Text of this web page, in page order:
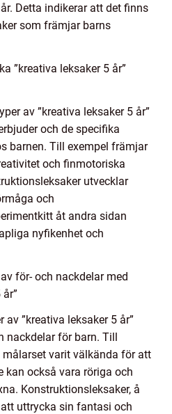
Detta indikerar att det finns
som främjar barns
”kreativa leksaker 5 år”
av ”kreativa leksaker 5 år”
och de specifika
barnen. Till exempel främjar
och finmotoriska
utvecklar
och
åt andra sidan
nyfikenhet och
för- och nackdelar med
av ”kreativa leksaker 5 år”
nackdelar för barn. Till
varit välkända för att
kan också vara röriga och
Konstruktionsleksaker, å
uttrycka sin fantasi och